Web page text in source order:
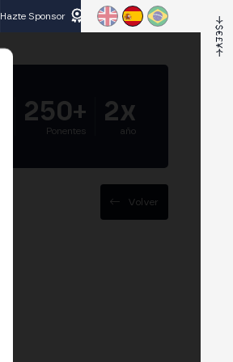
Hazte Sponsor
250+
Ponentes
2x
año
Volver